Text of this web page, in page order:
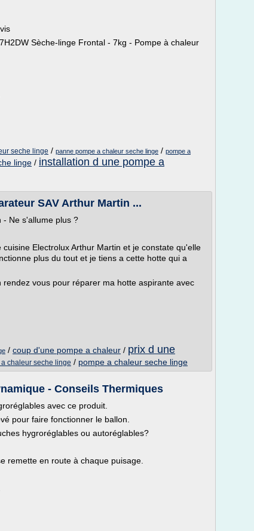
Sèche-linge Frontal - 7kg - Pompe à chaleur
seche linge / panne pompe a chaleur seche linge / pompe a
linge / installation d une pompe a
SAV Arthur Martin ...
- Ne s'allume plus ?
Electrolux Arthur Martin et je constate qu'elle
plus du tout et je tiens a cette hotte qui a
vous pour réparer ma hotte aspirante avec
/ coup d'une pompe a chaleur / prix d une
chaleur seche linge / pompe a chaleur seche linge
- Conseils Thermiques
avec ce produit.
pour faire fonctionner le ballon.
hygroréglables ou autoréglables?
remette en route à chaque puisage.